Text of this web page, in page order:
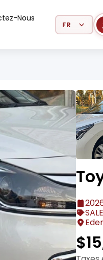
Nous Select
SALE
$